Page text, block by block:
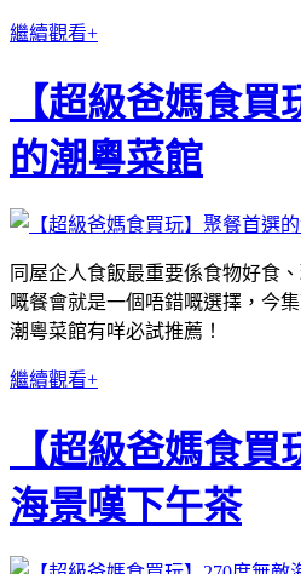
繼續觀看+
【超級爸媽食
的潮粵菜館
同屋企人食飯最重要係食物好食
嘅餐會就是一個唔錯嘅選擇，今
潮粵菜館有咩必試推薦！
繼續觀看+
【超級爸媽食
海景嘆下午茶